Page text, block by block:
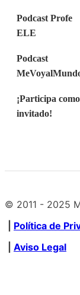
Podcast Profe
ELE
Podcast
¡Participa como
invitado!
© 2011 - 2025
Política de
Aviso Legal